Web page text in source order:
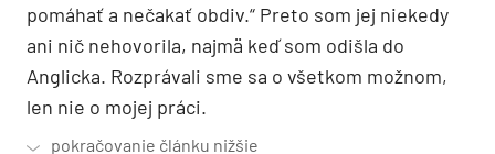
pomáhať a nečakať obdiv.“ Preto som jej niekedy
ani nič nehovorila, najmä keď som odišla do
Anglicka. Rozprávali sme sa o všetkom možnom,
len nie o mojej práci.